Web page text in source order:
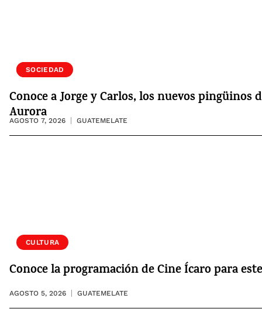
VIDA
SOCIEDAD
Conoce a Jorge y Carlos, los nuevos pingüinos
Aurora
AGOSTO 7, 2026 GUATEMELATE
CULTURA
Conoce la programación de Cine Ícaro para
AGOSTO 5, 2026 GUATEMELATE